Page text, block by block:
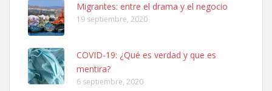
hembra, 4 años. Por motivos personales ...
Leales.org » Gran Canaria | 6.7.2025
Migrantes: entre el drama y el negocio
19 septiembre, 2020
COVID-19: ¿Qué es verdad y que es
mentira?
6 septiembre, 2020